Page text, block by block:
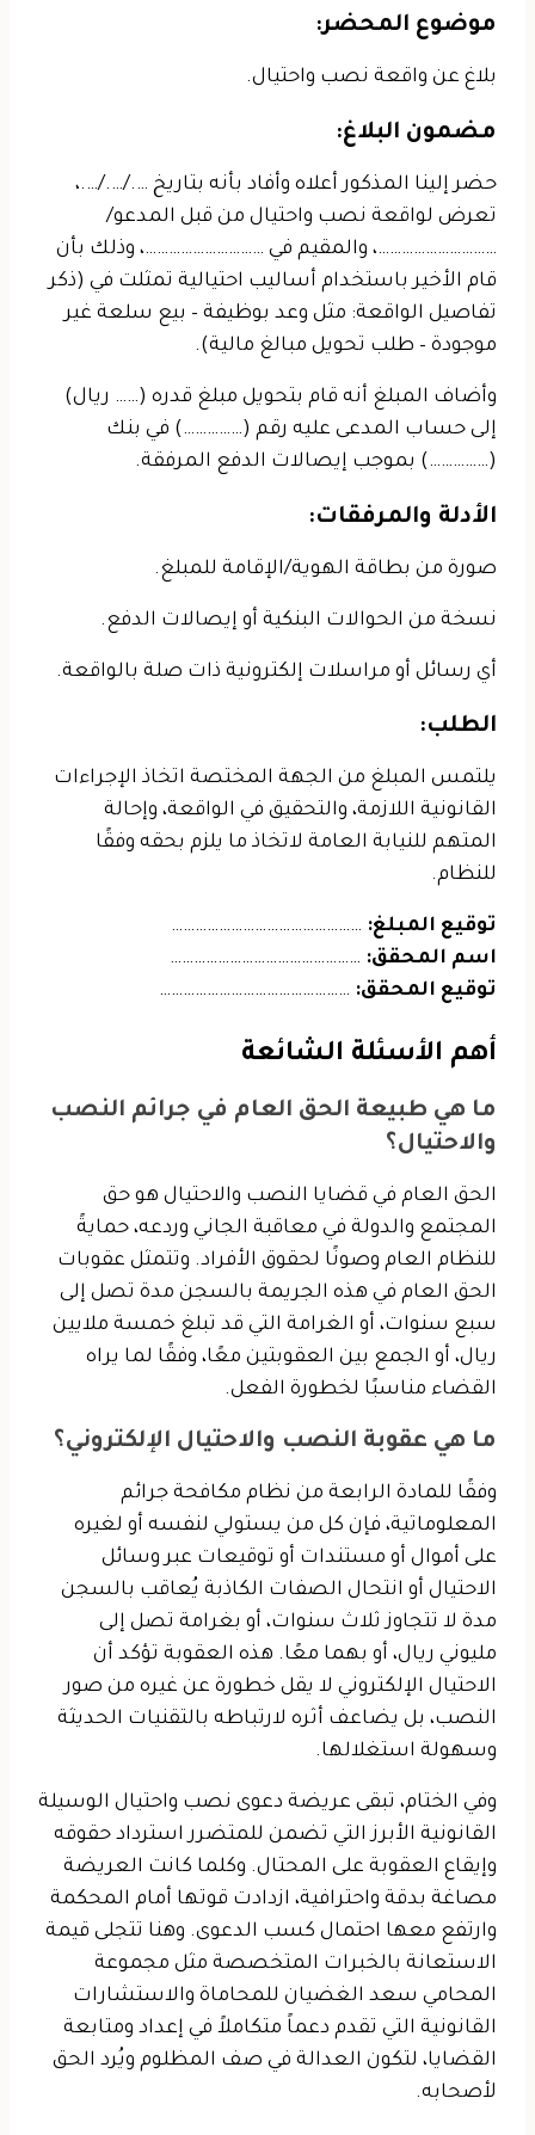
موضوع المحضر:
بلاغ عن واقعة نصب واحتيال.
مضمون البلاغ:
حضر إلينا المذكور أعلاه وأفاد بأنه بتاريخ …./…./….،
تعرض لواقعة نصب واحتيال من قبل المدعو/
…………………………، والمقيم في …………………………، وذلك بأن
قام الأخير باستخدام أساليب احتيالية تمثلت في (ذكر
تفاصيل الواقعة: مثل وعد بوظيفة – بيع سلعة غير
موجودة – طلب تحويل مبالغ مالية).
وأضاف المبلغ أنه قام بتحويل مبلغ قدره (…… ريال)
إلى حساب المدعى عليه رقم (……………) في بنك
(……………) بموجب إيصالات الدفع المرفقة.
الأدلة والمرفقات:
صورة من بطاقة الهوية/الإقامة للمبلغ.
نسخة من الحوالات البنكية أو إيصالات الدفع.
أي رسائل أو مراسلات إلكترونية ذات صلة بالواقعة.
الطلب:
يلتمس المبلغ من الجهة المختصة اتخاذ الإجراءات
القانونية اللازمة، والتحقيق في الواقعة، وإحالة
المتهم للنيابة العامة لاتخاذ ما يلزم بحقه وفقًا
للنظام.
توقيع المبلغ: …………………………………………
اسم المحقق: …………………………………………
توقيع المحقق: …………………………………………
أهم الأسئلة الشائعة
ما هي طبيعة الحق العام في جرائم النصب
والاحتيال؟
الحق العام في قضايا النصب والاحتيال هو حق
المجتمع والدولة في معاقبة الجاني وردعه، حمايةً
للنظام العام وصونًا لحقوق الأفراد. وتتمثل عقوبات
الحق العام في هذه الجريمة بالسجن مدة تصل إلى
سبع سنوات، أو الغرامة التي قد تبلغ خمسة ملايين
ريال، أو الجمع بين العقوبتين معًا، وفقًا لما يراه
القضاء مناسبًا لخطورة الفعل.
ما هي عقوبة النصب والاحتيال الإلكتروني؟
وفقًا للمادة الرابعة من نظام مكافحة جرائم
المعلوماتية، فإن كل من يستولي لنفسه أو لغيره
على أموال أو مستندات أو توقيعات عبر وسائل
الاحتيال أو انتحال الصفات الكاذبة يُعاقب بالسجن
مدة لا تتجاوز ثلاث سنوات، أو بغرامة تصل إلى
مليوني ريال، أو بهما معًا. هذه العقوبة تؤكد أن
الاحتيال الإلكتروني لا يقل خطورة عن غيره من صور
النصب، بل يضاعف أثره لارتباطه بالتقنيات الحديثة
وسهولة استغلالها.
وفي الختام، تبقى عريضة دعوى نصب واحتيال الوسيلة
القانونية الأبرز التي تضمن للمتضرر استرداد حقوقه
وإيقاع العقوبة على المحتال. وكلما كانت العريضة
مصاغة بدقة واحترافية، ازدادت قوتها أمام المحكمة
وارتفع معها احتمال كسب الدعوى. وهنا تتجلى قيمة
الاستعانة بالخبرات المتخصصة مثل مجموعة
المحامي سعد الغضيان للمحاماة والاستشارات
القانونية التي تقدم دعماً متكاملاً في إعداد ومتابعة
القضايا، لتكون العدالة في صف المظلوم ويُرد الحق
لأصحابه.